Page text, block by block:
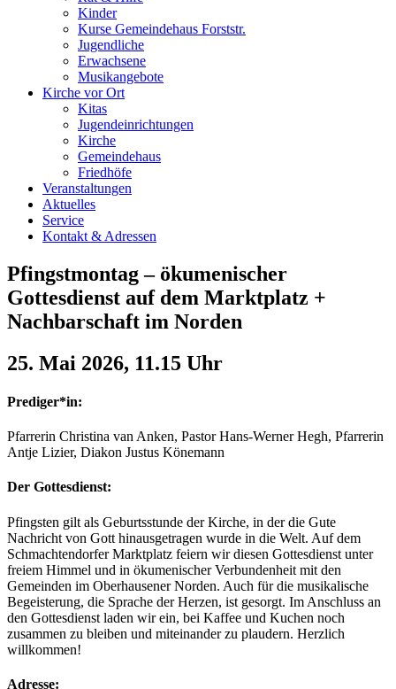
Kinder
Kurse Gemeindehaus Forststr.
Jugendliche
Erwachsene
Musikangebote
Kirche vor Ort
Kitas
Jugendeinrichtungen
Kirche
Gemeindehaus
Friedhöfe
Veranstaltungen
Aktuelles
Service
Kontakt & Adressen
Pfingstmontag – ökumenischer
Gottesdienst auf dem Marktplatz +
Nachbarschaft im Norden
25. Mai 2026, 11.15 Uhr
Prediger*in:
Pfarrerin Christina van Anken, Pastor Hans-Werner Hegh, Pfarrerin
Antje Lizier, Diakon Justus Könemann
Der Gottesdienst:
Pfingsten gilt als Geburtsstunde der Kirche, in der die Gute
Nachricht von Gott hinausgetragen wurde in die Welt. Auf dem
Schmachtendorfer Marktplatz feiern wir diesen Gottesdienst unter
freiem Himmel und in ökumenischer Verbundenheit mit den
Gemeinden im Oberhausener Norden. Auch für die musikalische
Begeisterung, die Sprache der Herzen, ist gesorgt. Im Anschluss an
den Gottesdienst laden wir ein, bei Kaffee und Kuchen noch
zusammen zu bleiben und miteinander zu plaudern. Herzlich
willkommen!
Adresse: